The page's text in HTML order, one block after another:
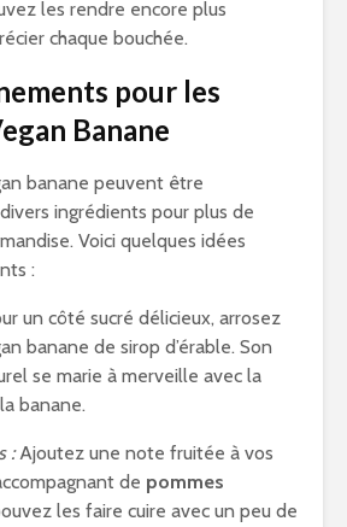
les rendre encore plus
chaque bouchée.
pour les
Banane
banane peuvent être
ingrédients pour plus de
Voici quelques idées
:
un côté sucré délicieux, arrosez
banane de sirop d’érable. Son
se marie à merveille avec la
banane.
:Ajoutez une note fruitée à vos
de pommes
les faire cuire avec un peu de